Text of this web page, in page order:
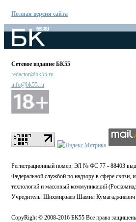
Полная версия сайта
Сетевое издание БК55
redactor@bk55.ru
info@bk55.ru
Регистрационный номер: ЭЛ № ФС 77 - 88403
Федеральной службой по надзору в сфере связи,
технологий и массовый коммуникаций
Учредитель: Шихмирзаев Шамил Кумагаджиевич
CopyRight © 2008-2016 БК55 Все права